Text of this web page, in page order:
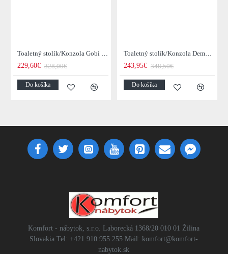
Toaletný stolík/Konzola Gobi 22-25 Mango drevo
229,60€ 328,00€
Do košíka
Toaletný stolík/Konzola Demn 21-18 Acacia drevo
243,95€ 348,50€
Do košíka
Komfort - nábytok, s.r.o. Laborecká 1368/20 010 01 Žilina
Slovakia Tel: +421 910 955 255 Mail: komfort@komfort-
nabytok.sk